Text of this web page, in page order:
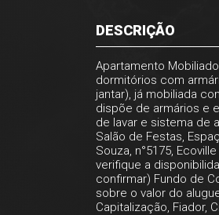
DESCRIÇÃO
Apartamento
dormitórios com
jantar), já mobiliada
dispõe de armários e
de lavar e sistema de
Salão de Festas,
Souza, n°5175,
verifique a
confirmar) Fundo de
sobre o valor do
Capitalização, Fiador,